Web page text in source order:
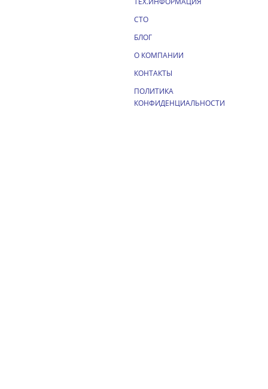
СТО
БЛОГ
О КОМПАНИИ
КОНТАКТЫ
ПОЛИТИКА
КОНФИДЕНЦИАЛЬНОСТИ